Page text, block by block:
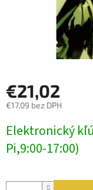
€21,02
€17,09 bez DPH
cena:
Elektronický
Pi,9:00-17:00)